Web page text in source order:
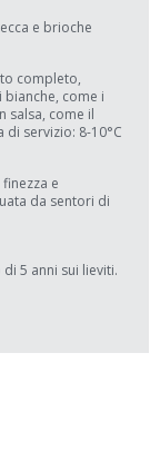
e brioche
completo,
come i
salsa, come il
servizio: 8-10°C
e
da sentori di
5 anni sui lieviti.